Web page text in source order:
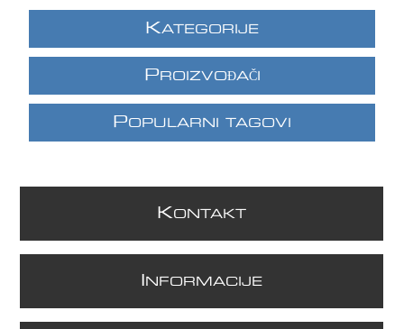
KATEGORIJE
PROIZVOĐAČI
POPULARNI TAGOVI
KONTAKT
NFORMACIJE